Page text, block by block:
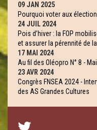
09 JAN 2025
Pourquoi voter aux
24 JUIL 2024
Pois d’hiver : la FOP
et assurer la pérennité de
17 MAI 2024
Au fil des Oléopro N° 8 -
23 AVR 2024
Congrès FNSEA 2024 -
des AS Grandes Cultures